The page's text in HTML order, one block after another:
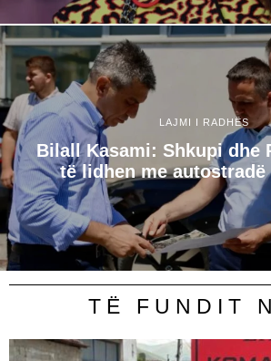
LAJMI I RADHËS
Bilall Kasami: Shkupi dhe
të lidhen me autostradë
TË FUNDIT